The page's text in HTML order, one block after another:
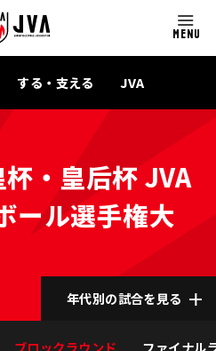
MENU
する・支える JVA
・皇后杯 JVA
ール選手権大
年代別の試合を見る
ブロックラウンド ファイナル